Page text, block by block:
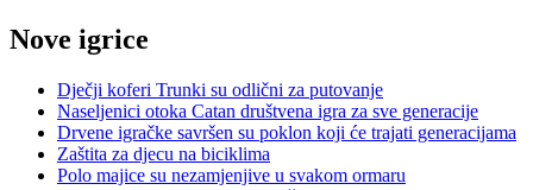
Nove igrice
Dječji koferi Trunki su odlični za putovanje
Naseljenici otoka Catan društvena igra za sve generacije
Drvene igračke savršen su poklon koji će trajati generacijama
Zaštita za djecu na biciklima
Polo majice su nezamjenjive u svakom ormaru